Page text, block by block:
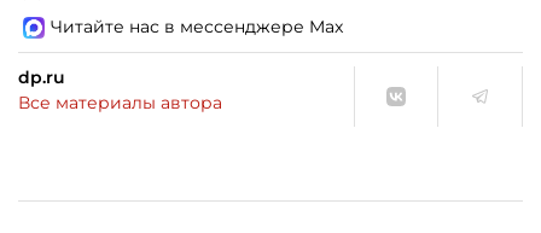
Читайте нас в мессенджере Max
dp.ru
Все материалы автора